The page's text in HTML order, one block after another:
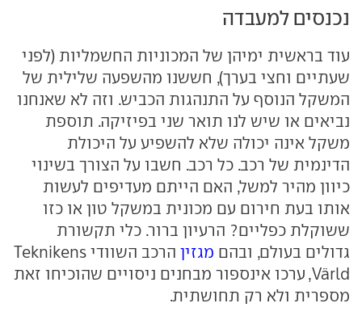
נכנסים למעבדה
עוד בראשית ימיהן של המכוניות החשמליות (לפני
שעתיים וחצי בערך), חששנו מהשפעה שלילית של
המשקל הנוסף על התנהגות הכביש. וזה לא שאנחנו
נביאים או שיש לנו תואר שני בפיזיקה. תוספת
משקל אינה יכולה שלא להשפיע על היכולת
הדינמית של רכב. כל רכב. חשבו על הצורך בשינוי
כיוון מהיר למשל, האם הייתם מעדיפים לעשות
אותו בעת חירום עם מכונית במשקל טון או כזו
ששוקלת כפליים? הרעיון ברור. כלי תקשורת
גדולים בעולם, ובהם מגזין
הרכב השוודי Teknikens
Värld, ערכו אינספור מבחנים ניסויים שהוכיחו זאת
מספרית ולא רק תחושתית.